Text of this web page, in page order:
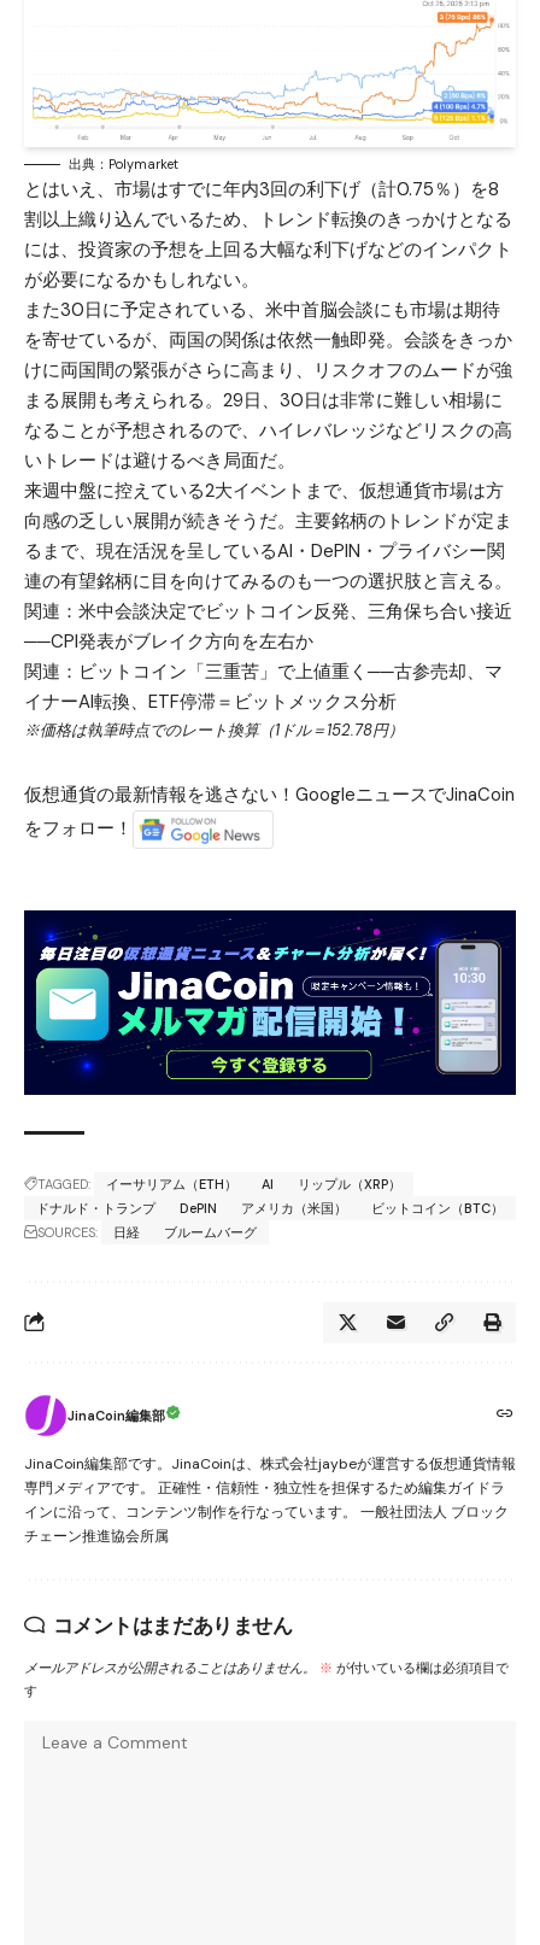
出典：Polymarket
とはいえ、市場はすでに年内3回の利下げ（計0.75％）を8
割以上織り込んでいるため、トレンド転換のきっかけとなる
には、投資家の予想を上回る大幅な利下げなどのインパクト
が必要になるかもしれない。
また30日に予定されている、米中首脳会談にも市場は期待
を寄せているが、両国の関係は依然一触即発。会談をきっか
けに両国間の緊張がさらに高まり、リスクオフのムードが強
まる展開も考えられる。29日、30日は非常に難しい相場に
なることが予想されるので、ハイレバレッジなどリスクの高
いトレードは避けるべき局面だ。
来週中盤に控えている2大イベントまで、仮想通貨市場は方
向感の乏しい展開が続きそうだ。主要銘柄のトレンドが定ま
るまで、現在活況を呈しているAI・DePIN・プライバシー関
連の有望銘柄に目を向けてみるのも一つの選択肢と言える。
関連： 米中会談決定でビットコイン反発、三角保ち合い接近
──CPI発表がブレイク方向を左右か
関連： ビットコイン「三重苦」で上値重く──古参売却、マ
イナーAI転換、ETF停滞＝ビットメックス分析
※価格は執筆時点でのレート換算（1ドル＝152.78円）
仮想通貨の最新情報を逃さない！GoogleニュースでJinaCoin
をフォロー！
TAGGED: イーサリアム（ETH） AI
リップル（XRP）
ドナルド・トランプ
DePIN アメリカ（米国）
ビットコイン（BTC）
SOURCES:
日経 ブルームバーグ
JinaCoin編集部
JinaCoin編集部です。JinaCoinは、株式会社jaybeが運営する仮想通貨情報
専門メディアです。 正確性・信頼性・独立性を担保するため編集ガイドラ
インに沿って、コンテンツ制作を行なっています。 一般社団法人 ブロック
チェーン推進協会所属
コメントはまだありません
メールアドレスが公開されることはありません。 ※ が付いている欄は必須項目で
す